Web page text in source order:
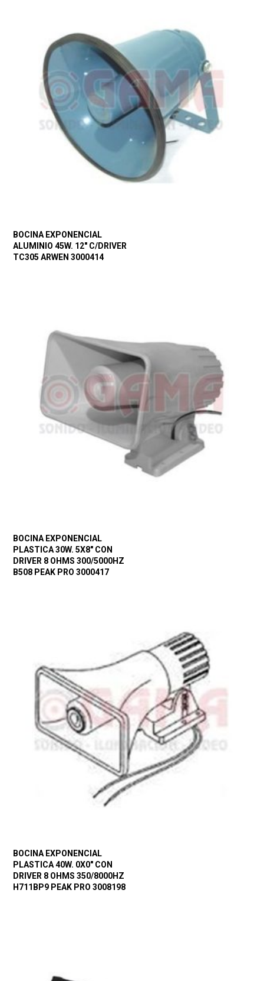
BOCINA EXPONENCIAL
ALUMINIO 45W. 12″ C/DRIVER
TC305 ARWEN 3000414
BOCINA EXPONENCIAL
PLASTICA 30W. 5X8″ CON
DRIVER 8 OHMS 300/5000HZ
B508 PEAK PRO 3000417
BOCINA EXPONENCIAL
PLASTICA 40W. 0X0″ CON
DRIVER 8 OHMS 350/8000HZ
H711BP9 PEAK PRO 3008198